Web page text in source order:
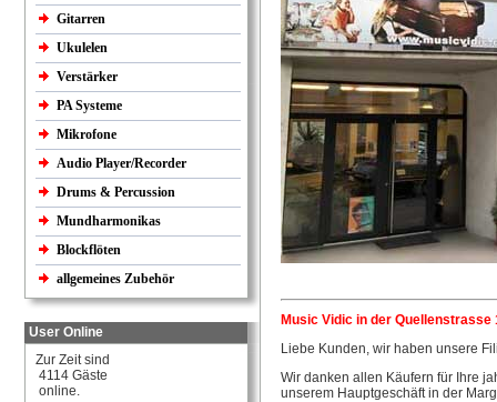
Gitarren
Ukulelen
Verstärker
PA Systeme
Mikrofone
Audio Player/Recorder
Drums & Percussion
Mundharmonikas
Blockflöten
allgemeines Zubehör
User Online
Zur Zeit sind
4114 Gäste
online.
Music Vidic in der Quellenstrasse
Liebe Kunden, wir haben unsere
Wir danken allen Käufern für Ihre
unserem Hauptgeschäft in der